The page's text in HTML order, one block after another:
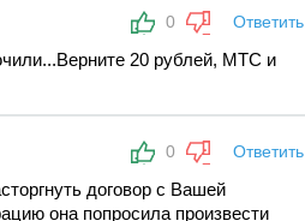
0 Ответить
20 рублей, МТС и
0 Ответить
договор с Вашей
она попросила произвести